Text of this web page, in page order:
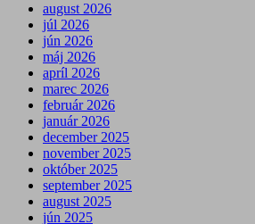
august 2026
júl 2026
jún 2026
máj 2026
apríl 2026
marec 2026
február 2026
január 2026
december 2025
november 2025
október 2025
september 2025
august 2025
jún 2025